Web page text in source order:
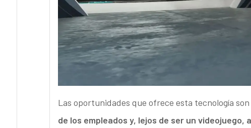
Las oportunidades que ofrece esta tecnología
de los empleados y, lejos de ser un